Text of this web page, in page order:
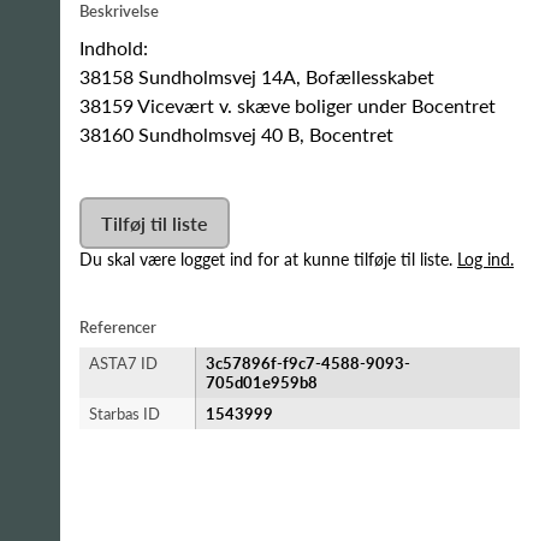
Beskrivelse
Indhold:
38158 Sundholmsvej 14A, Bofællesskabet
38159 Vicevært v. skæve boliger under Bocentret
38160 Sundholmsvej 40 B, Bocentret
Tilføj til liste
Du skal være logget ind for at kunne tilføje til liste. Log ind.
Referencer
ASTA7 ID
3c57896f-f9c7-4588-9093-
705d01e959b8
Starbas ID
1543999